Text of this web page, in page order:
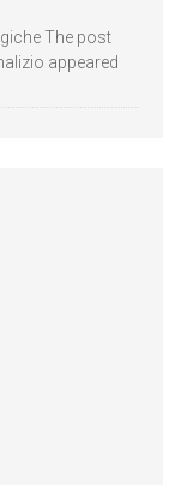
The post
appeared